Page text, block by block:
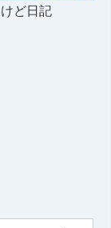
ど日記